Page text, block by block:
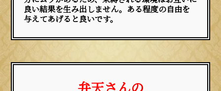
良い結果を生み出しません。ある程度の自由を
与えてあげると良いです。